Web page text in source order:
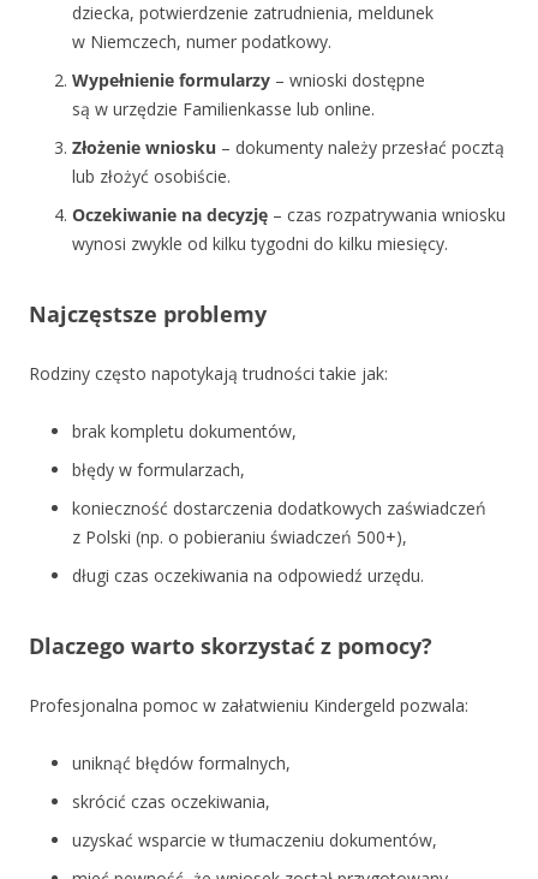
dziecka, potwierdzenie zatrudnienia, meldunek
w Niemczech, numer podatkowy.
Wypełnienie formularzy – wnioski dostępne
są w urzędzie Familienkasse lub online.
Złożenie wniosku – dokumenty należy przesłać pocztą
lub złożyć osobiście.
Oczekiwanie na decyzję – czas rozpatrywania wniosku
wynosi zwykle od kilku tygodni do kilku miesięcy.
Najczęstsze problemy
Rodziny często napotykają trudności takie jak:
brak kompletu dokumentów,
błędy w formularzach,
konieczność dostarczenia dodatkowych zaświadczeń
z Polski (np. o pobieraniu świadczeń 500+),
długi czas oczekiwania na odpowiedź urzędu.
Dlaczego warto skorzystać z pomocy?
Profesjonalna pomoc w załatwieniu Kindergeld pozwala:
uniknąć błędów formalnych,
skrócić czas oczekiwania,
uzyskać wsparcie w tłumaczeniu dokumentów,